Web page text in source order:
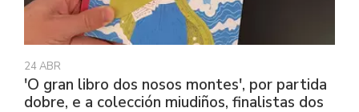
24 ABR
'O gran libro dos nosos montes', por partida
dobre, e a colección miudiños, finalistas dos